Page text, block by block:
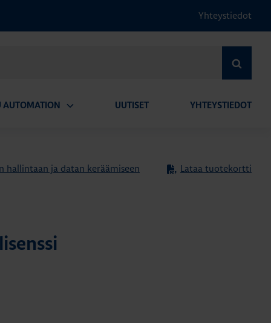
Yhteystiedot
AUTOMATION UUTISET YHTEYSTIEDOT
hallintaan ja datan keräämiseen
Lataa tuotekortti